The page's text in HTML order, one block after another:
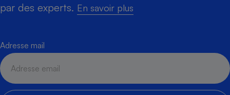
par des experts. En savoir plus
Adresse mail